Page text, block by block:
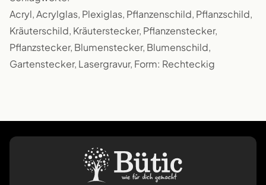
Acryl, Acrylglas, Plexiglas, Pflanzenschild, Pflanzschild,
Kräuterschild, Kräuterstecker, Pflanzenstecker,
Pflanzstecker, Blumenstecker, Blumenschild,
Gartenstecker, Lasergravur, Form: Rechteckig